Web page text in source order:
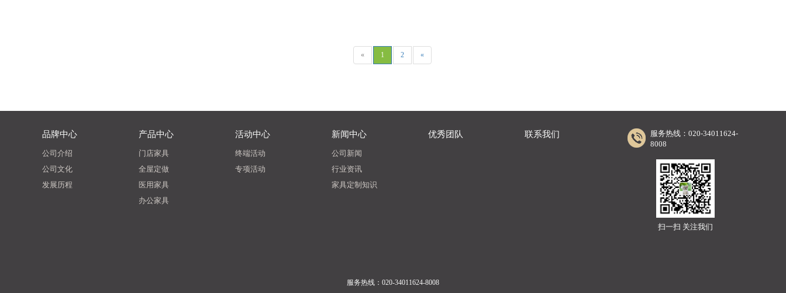
« 1 2 «
品牌中心
公司介绍
公司文化
发展历程
产品中心
门店家具
全屋定做
医用家具
办公家具
活动中心
终端活动
专项活动
新闻中心
公司新闻
行业资讯
家具定制知识
优秀团队 联系我们
服务热线：020-34011624-
8008
扫一扫 关注我们
服务热线：020-34011624-8008